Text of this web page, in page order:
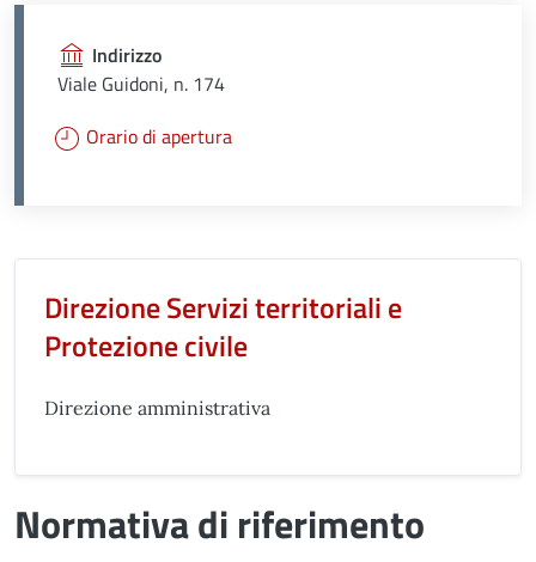
Indirizzo
Viale Guidoni, n. 174
Orario di apertura
Direzione Servizi territoriali e
Protezione civile
Direzione amministrativa
Normativa di riferimento